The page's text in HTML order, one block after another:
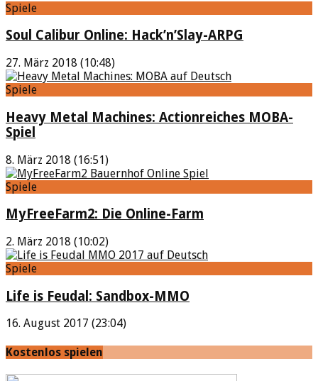
Spiele
Soul Calibur Online: Hack’n’Slay-ARPG
27. März 2018 (10:48)
Spiele
Heavy Metal Machines: Actionreiches MOBA-
Spiel
8. März 2018 (16:51)
Spiele
MyFreeFarm2: Die Online-Farm
2. März 2018 (10:02)
Spiele
Life is Feudal: Sandbox-MMO
16. August 2017 (23:04)
Kostenlos spielen